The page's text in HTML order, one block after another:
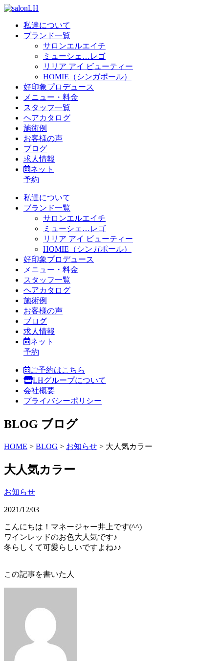
私達について
ブランド一覧
サロンエルエイチ
ミューシェ…レゴ
リリア アイ ビューティー
HOMIE（シンガポール）
好印象プロデュース
メニュー・料金
スタッフ一覧
ヘアカタログ
施術例
お客様の声
ブログ
求人情報
ネット
予約
私達について
ブランド一覧
サロンエルエイチ
ミューシェ…レゴ
リリア アイ ビューティー
HOMIE（シンガポール）
好印象プロデュース
メニュー・料金
スタッフ一覧
ヘアカタログ
施術例
お客様の声
ブログ
求人情報
ネット
予約
ご予約はこちら
LHグループについて
会社概要
プライバシーポリシー
BLOG ブログ
HOME > BLOG > お知らせ > 大人気カラー
大人気カラー
お知らせ
2021/12/03
こんにちは！マネージャー井上です(^^)
ワインレッドのお色大人気です♪
冬らしくて可愛らしいですよね♪♪
この記事を書いた人